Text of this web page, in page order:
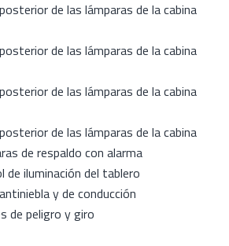
de las lámparas de la cabina
de las lámparas de la cabina
de las lámparas de la cabina
de las lámparas de la cabina
de respaldo con alarma
de iluminación del tablero
y de conducción
de peligro y giro